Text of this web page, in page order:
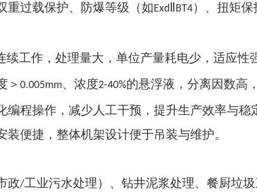
重过载保护、防爆等级（如Exd BT4）、扭矩保
续工作，处理量大，单位产量耗电少，适应性
＞ 0.005mm、浓度2-40%的悬浮液，分离因数高
编程操作，减少人工干预，提升生产效率与稳
便捷，整体机架设计便于吊装与维护。
政/工业污水处理）、钻井泥浆处理、餐厨垃圾